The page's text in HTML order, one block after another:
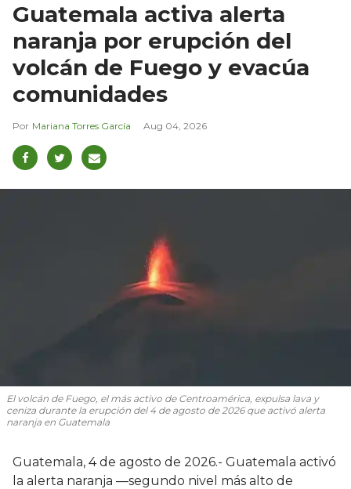
Guatemala activa alerta
naranja por erupción del
volcán de Fuego y evacúa
comunidades
Mariana Torres García Aug 04, 2026
El volcán de Fuego, el más activo de Centroamérica, expulsa lava y
ceniza durante la erupción del 4 de agosto de 2026 que activó alerta
naranja en Guatemala
Guatemala, 4 de agosto de 2026.- Guatemala activó
la alerta naranja —segundo nivel más alto de